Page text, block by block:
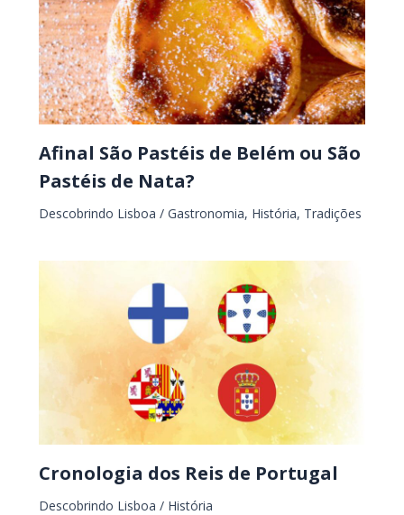
Afinal São Pastéis de Belém ou São
Pastéis de Nata?
Descobrindo Lisboa / Gastronomia, História, Tradições
Cronologia dos Reis de Portugal
Descobrindo Lisboa / História